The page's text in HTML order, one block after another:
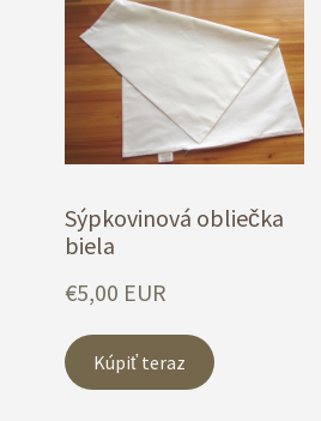
Sýpkovinová obliečka
biela
€5,00 EUR
Kúpiť teraz